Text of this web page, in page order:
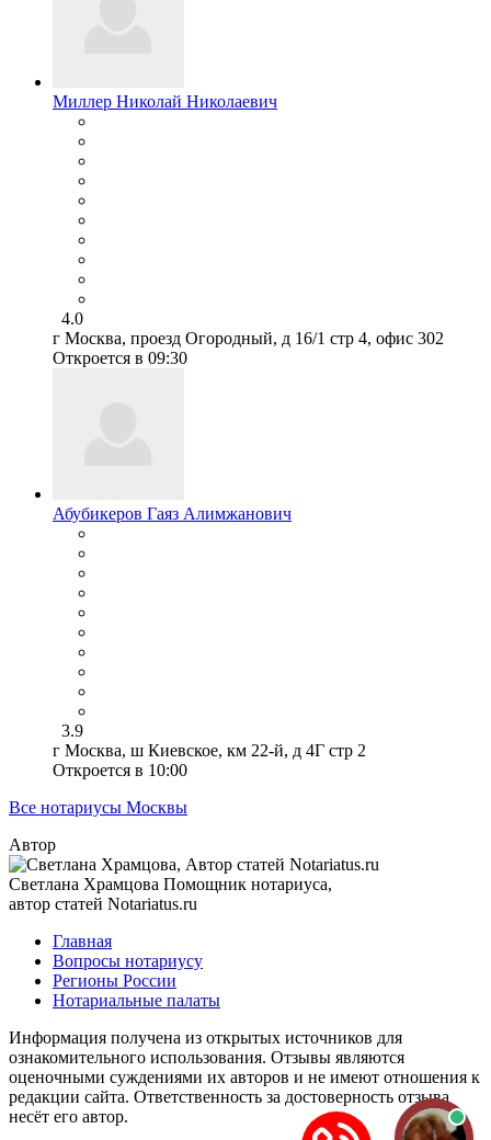
Миллер Николай Николаевич
4.0
г Москва, проезд Огородный, д 16/1 стр 4, офис 302
Откроется в 09:30
Абубикеров Гаяз Алимжанович
3.9
г Москва, ш Киевское, км 22-й, д 4Г стр 2
Откроется в 10:00
Все нотариусы Москвы
Автор
Светлана Храмцова Помощник нотариуса,
автор статей Notariatus.ru
Главная
Вопросы нотариусу
Регионы России
Нотариальные палаты
Информация получена из открытых источников для
ознакомительного использования. Отзывы являются
оценочными суждениями их авторов и не имеют отношения к
редакции сайта. Ответственность за достоверность отзыва
несёт его автор.